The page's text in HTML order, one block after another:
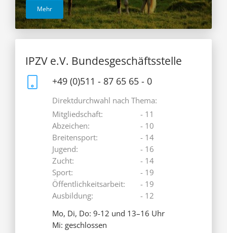
Mehr
IPZV e.V. Bundesgeschäftsstelle
+49 (0)511 - 87 65 65 - 0
Direktdurchwahl nach Thema:
Mitgliedschaft:
Abzeichen:
Breitensport:
Jugend:
Zucht:
Sport:
Öffentlichkeitsarbeit:
Ausbildung:
- 11
- 10
- 14
- 16
- 14
- 19
- 19
- 12
Mo, Di, Do: 9-12 und 13–16 Uhr
Mi: geschlossen